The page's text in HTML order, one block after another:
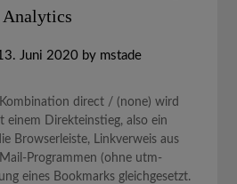
Analytics
Juni 2020 by mstade
direct / (none) wird
einem Direkteinstieg, also ein
Browserleiste, Linkverweis aus
Programmen (ohne utm-
eines Bookmarks gleichgesetzt.